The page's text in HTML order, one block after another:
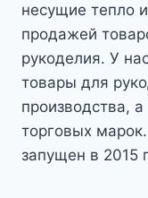
несущие тепло
продажей
рукоделия. У
товары для
производства,
торговых
запущен в 2015